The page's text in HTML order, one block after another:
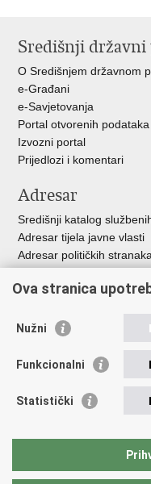
Središnji
O Središnjem državnom
e-Građani
e-Savjetovanja
Portal otvorenih podataka
Izvozni portal
Prijedlozi i komentari
Adresar
Središnji katalog
Adresar tijela javne vlasti
Adresar političkih
Besplatni telefoni javne
Važne poveznice
Vlada Republike Hrvatske
Savjet za nacionalne
Okvirna konvencija za
Ured zastupnika RH
Ova stranica
Nužni
Funkcionalni
Statistički